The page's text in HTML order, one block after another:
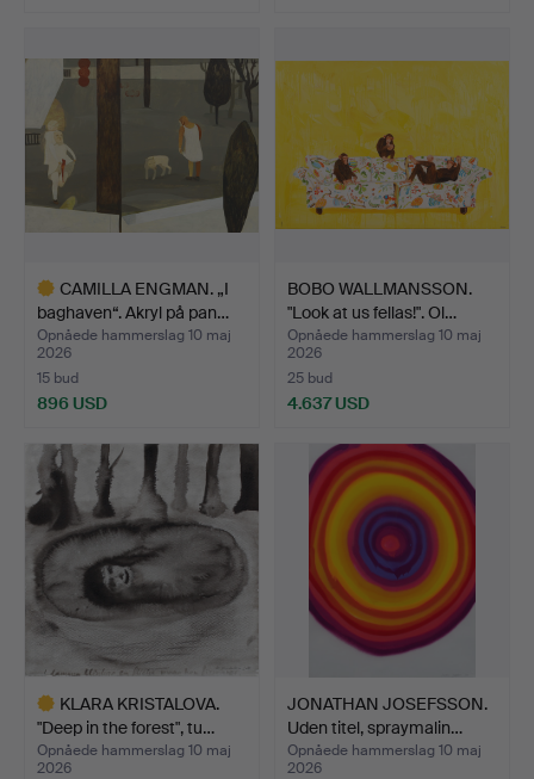
CAMILLA ENGMAN. „I
baghaven“. Akryl på pan…
Opnåede hammerslag 10 maj
2026
15 bud
896 USD
genstand
BOBO WALLMANSSON.
"Look at us fellas!". Ol…
Opnåede hammerslag 10 maj
2026
25 bud
4.637 USD
KLARA KRISTALOVA.
"Deep in the forest", tu…
Opnåede hammerslag 10 maj
2026
JONATHAN JOSEFSSON.
Uden titel, spraymalin…
Opnåede hammerslag 10 maj
2026